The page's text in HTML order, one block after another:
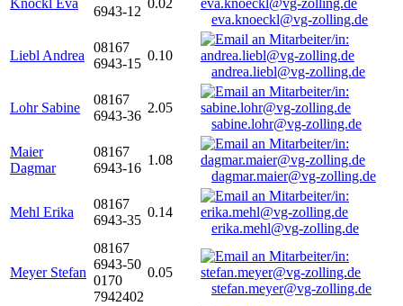
Knöckl Eva
6943-12
0.02
eva.knoeckl@vg-zolling.de
Liebl Andrea
08167
6943-15
0.10
andrea.liebl@vg-zolling.de
Lohr Sabine
08167
6943-36
2.05
sabine.lohr@vg-zolling.de
Maier
Dagmar
08167
6943-16
1.08
dagmar.maier@vg-zolling.de
Mehl Erika
08167
6943-35
0.14
erika.mehl@vg-zolling.de
Meyer Stefan
08167
6943-50
0170
7942402
0.05
stefan.meyer@vg-zolling.de